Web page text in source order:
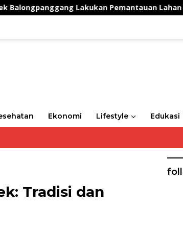
Lakukan Pemantauan Lahan
Ekonomi Lifestyle Edukasi
Tradisi dan